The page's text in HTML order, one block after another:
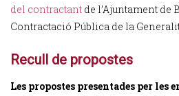
del contractant de l’Ajuntament de
Contractació Pública de la
Recull de propostes
Les propostes presentades per les